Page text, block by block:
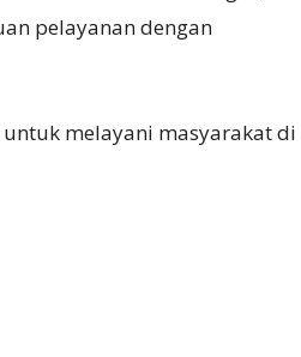
pelayanan dengan
melayani masyarakat di